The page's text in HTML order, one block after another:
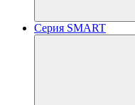
Серия SMART